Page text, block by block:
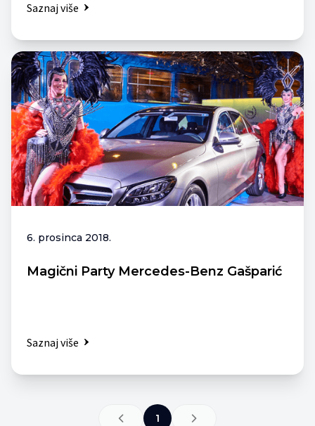
Saznaj više
6. prosinca 2018.
Magični Party Mercedes-Benz Gašparić
Saznaj više
1